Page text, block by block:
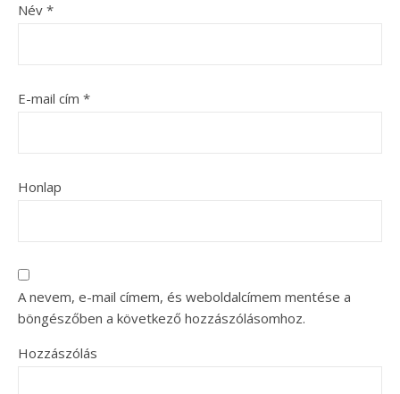
Név *
E-mail cím *
Honlap
A nevem, e-mail címem, és weboldalcímem mentése a
böngészőben a következő hozzászólásomhoz.
Hozzászólás